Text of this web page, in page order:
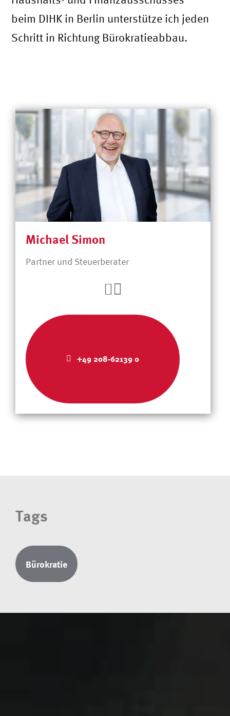
beim DIHK in Berlin unterstütze ich jeden
Schritt in Richtung Bürokratieabbau.
Michael Simon
Partner und Steuerberater
+49 208-62139 0
Tags
Bürokratie